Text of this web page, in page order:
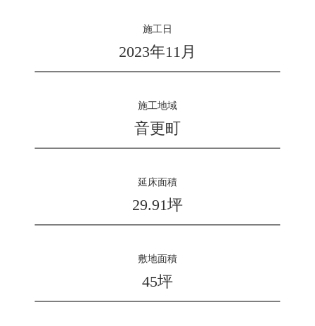
施工日
2023年11月
施工地域
音更町
延床面積
29.91坪
敷地面積
45坪